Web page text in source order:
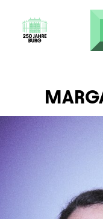
Direkt zum